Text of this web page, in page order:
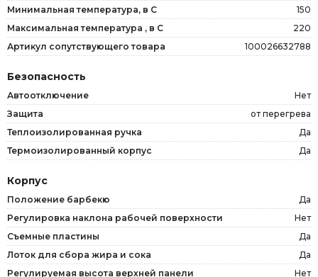
Минимальная температура, в С
150
Максимальная температура , в С
220
Артикул сопутствующего товара
100026632788
Безопасность
Автоотключение
Нет
Защита
от перегрева
Теплоизолированная ручка
Да
Термоизолированный корпус
Да
Корпус
Положение барбекю
Да
Регулировка наклона рабочей поверхности
Нет
Съемные пластины
Да
Лоток для сбора жира и сока
Да
Регулируемая высота верхней панели
Нет